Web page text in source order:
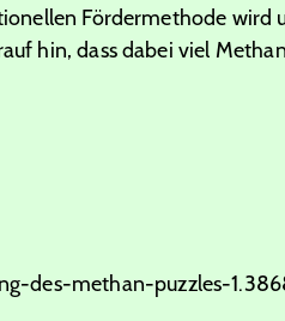
Fördermethode wird
hin, dass dabei viel
des-methan-puzzles-